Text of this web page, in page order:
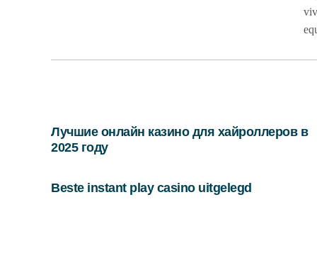
Лучшие онлайн казино для хайроллеров в
2025 году
Beste instant play casino uitgelegd